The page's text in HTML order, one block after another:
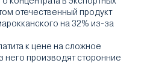
отечественный продукт
на 32% из-за
к цене на сложное
него производят сторонние